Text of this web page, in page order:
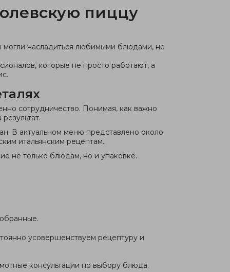
пиццу
насладиться любимыми блюдами, не
которые не просто работают, а
сотрудничество. Понимая, как важно
В актуальном меню представлено около
итальянским рецептам.
не только блюдам, но и упаковке.
усовершенствуем рецептуру и
консультации по выбору блюда.